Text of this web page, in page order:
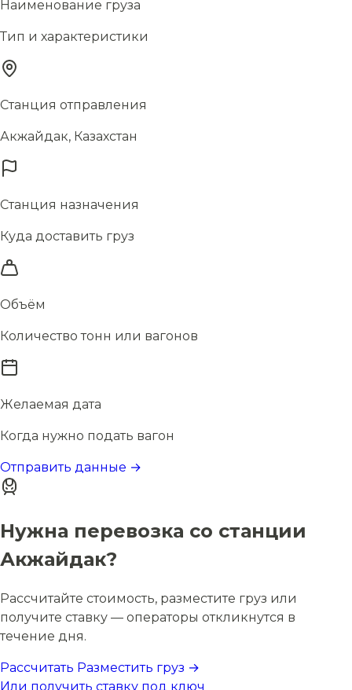
Наименование груза
Тип и характеристики
Станция отправления
Акжайдак, Казахстан
Станция назначения
Куда доставить груз
Объём
Количество тонн или вагонов
Желаемая дата
Когда нужно подать вагон
Отправить данные →
Нужна перевозка со станции
Акжайдак?
Рассчитайте стоимость, разместите груз или
получите ставку — операторы откликнутся в
течение дня.
Рассчитать Разместить груз →
Или получить ставку под ключ